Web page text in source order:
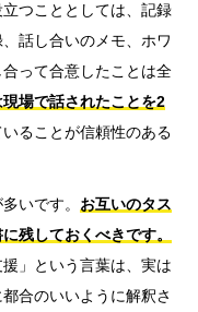
つこととしては、記録
話し合いのメモ、ホワ
って合意したことは全
場で話されたことを2
ることが信頼性のある
いです。 お互いのタス
残しておくべきです。
」という言葉は、実は
合のいいように解釈さ